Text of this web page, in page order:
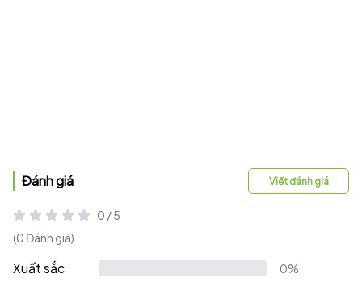
Đánh giá Viết đánh giá
0 / 5
(0 Đánh giá)
Xuất sắc 0%